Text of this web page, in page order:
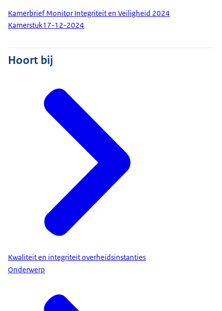
Kamerbrief Monitor Integriteit en Veiligheid 2024
Kamerstuk17-12-2024
Hoort bij
Kwaliteit en integriteit overheidsinstanties
Onderwerp